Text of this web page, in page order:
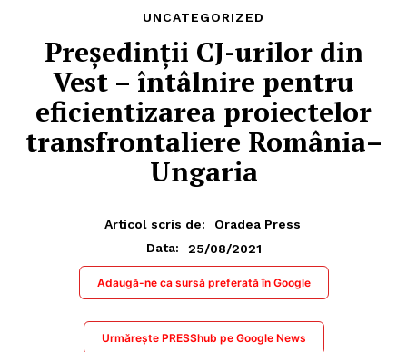
UNCATEGORIZED
Președinții CJ-urilor din
Vest – întâlnire pentru
eficientizarea proiectelor
transfrontaliere România–
Ungaria
Articol scris de:
Oradea Press
Data:
25/08/2021
Adaugă-ne ca sursă preferată în Google
Urmărește PRESShub pe Google News